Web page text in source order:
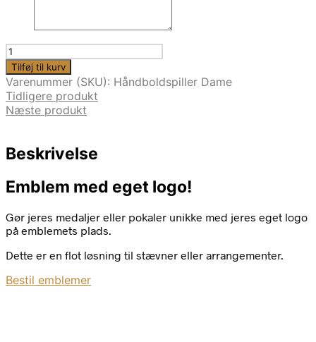
HÅNDBOLD
DAME
|
HØJDE
15CM
antal
Tilføj til kurv
Varenummer (SKU): Håndboldspiller Dame
Tidligere produkt
Næste produkt
Beskrivelse
Emblem med eget logo!
Gør jeres medaljer eller pokaler unikke med jeres eget logo
på emblemets plads.
Dette er en flot løsning til stævner eller arrangementer.
Bestil emblemer